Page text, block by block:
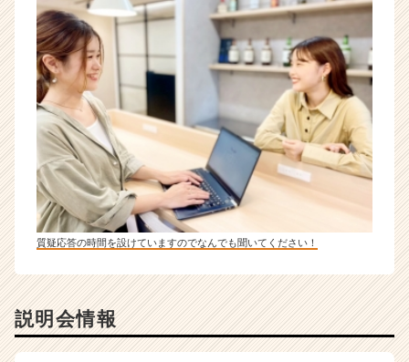
質疑応答の時間を設けていますのでなんでも聞いてください！
説明会情報